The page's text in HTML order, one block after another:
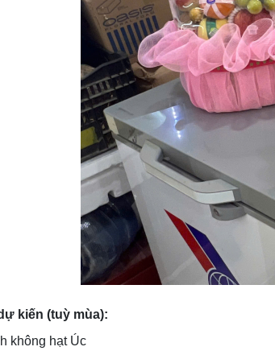
kiến (tuỳ mùa):
không hạt Úc